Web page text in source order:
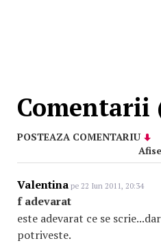
Comentarii
POSTEAZA COMENTARIU
Valentina pe 22 Iun 2011, 20:34
f adevarat
este adevarat ce se
potriveste.